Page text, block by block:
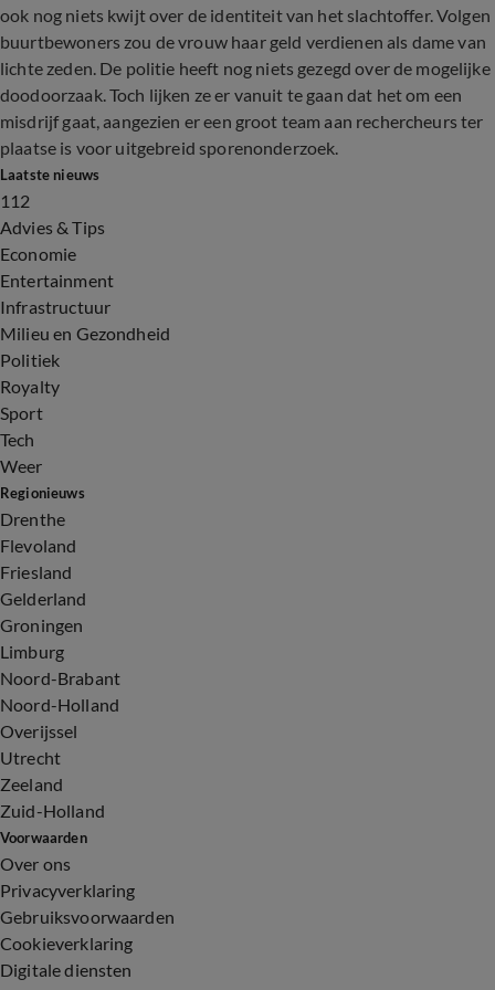
ook nog niets kwijt over de identiteit van het slachtoffer. Volgen
buurtbewoners zou de vrouw haar geld verdienen als dame van
lichte zeden. De politie heeft nog niets gezegd over de mogelijke
doodoorzaak. Toch lijken ze er vanuit te gaan dat het om een
misdrijf gaat, aangezien er een groot team aan rechercheurs ter
plaatse is voor uitgebreid sporenonderzoek.
Laatste nieuws
112
Advies & Tips
Economie
Entertainment
Infrastructuur
Milieu en Gezondheid
Politiek
Royalty
Sport
Tech
Weer
Regionieuws
Drenthe
Flevoland
Friesland
Gelderland
Groningen
Limburg
Noord-Brabant
Noord-Holland
Overijssel
Utrecht
Zeeland
Zuid-Holland
Voorwaarden
Over ons
Privacyverklaring
Gebruiksvoorwaarden
Cookieverklaring
Digitale diensten